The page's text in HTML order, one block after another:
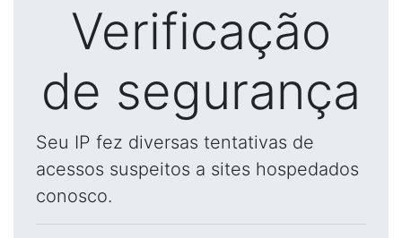
Verificação
de segurança
Seu IP fez diversas tentativas de
acessos suspeitos a sites hospedados
conosco.